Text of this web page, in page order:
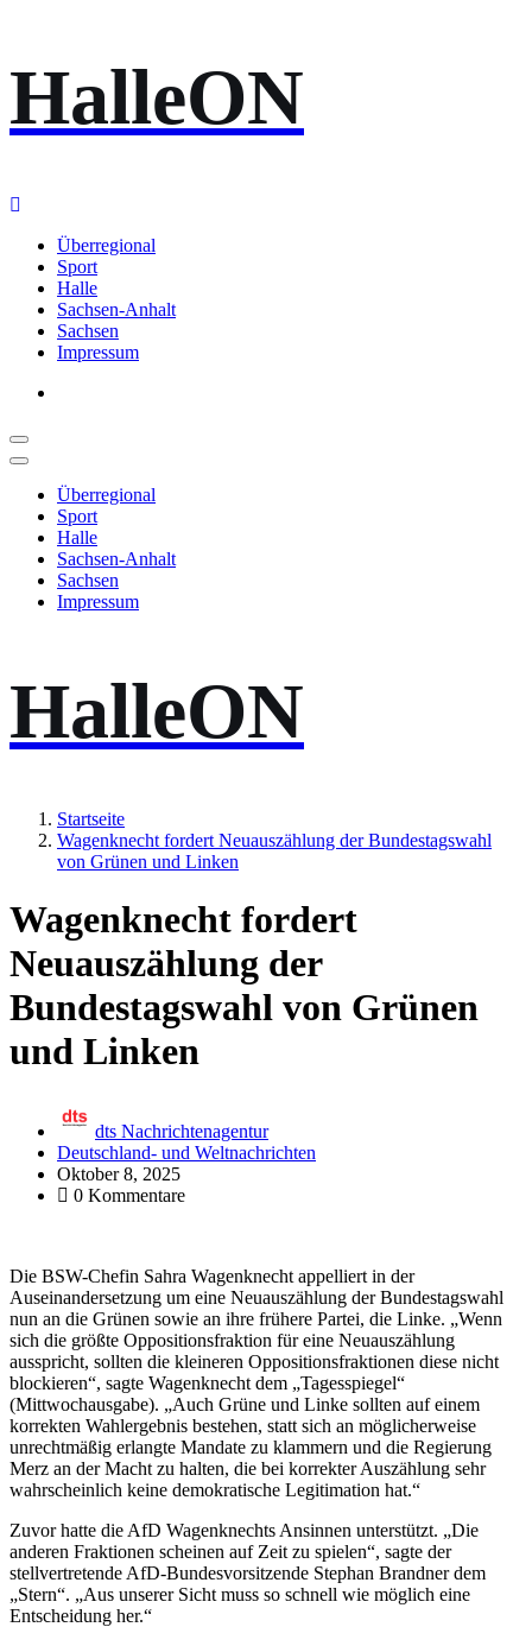
Inhalt
springen
HalleON
Überregional
Sport
Halle
Sachsen-Anhalt
Sachsen
Impressum
Überregional
Sport
Halle
Sachsen-Anhalt
Sachsen
Impressum
HalleON
Startseite
Wagenknecht fordert Neuauszählung der Bundestagswahl
von Grünen und Linken
Wagenknecht fordert
Neuauszählung der
Bundestagswahl von Grünen
und Linken
dts Nachrichtenagentur
Deutschland- und Weltnachrichten
Oktober 8, 2025
0 Kommentare
Die BSW-Chefin Sahra Wagenknecht appelliert in der
Auseinandersetzung um eine Neuauszählung der Bundestagswahl
nun an die Grünen sowie an ihre frühere Partei, die Linke. „Wenn
sich die größte Oppositionsfraktion für eine Neuauszählung
ausspricht, sollten die kleineren Oppositionsfraktionen diese nicht
blockieren“, sagte Wagenknecht dem „Tagesspiegel“
(Mittwochausgabe). „Auch Grüne und Linke sollten auf einem
korrekten Wahlergebnis bestehen, statt sich an möglicherweise
unrechtmäßig erlangte Mandate zu klammern und die Regierung
Merz an der Macht zu halten, die bei korrekter Auszählung sehr
wahrscheinlich keine demokratische Legitimation hat.“
Zuvor hatte die AfD Wagenknechts Ansinnen unterstützt. „Die
anderen Fraktionen scheinen auf Zeit zu spielen“, sagte der
stellvertretende AfD-Bundesvorsitzende Stephan Brandner dem
„Stern“. „Aus unserer Sicht muss so schnell wie möglich eine
Entscheidung her.“